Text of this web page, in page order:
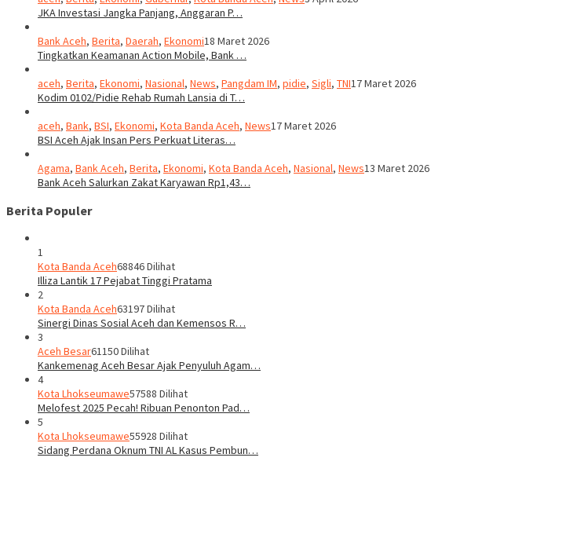
JKA Investasi Jangka Panjang, Anggaran P…
Bank Aceh, Berita, Daerah, Ekonomi18 Maret 2026
Tingkatkan Keamanan Action Mobile, Bank …
aceh, Berita, Ekonomi, Nasional, News, Pangdam IM, pidie, Sigli, TNI17 Maret 2026
Kodim 0102/Pidie Rehab Rumah Lansia di T…
aceh, Bank, BSI, Ekonomi, Kota Banda Aceh, News17 Maret 2026
BSI Aceh Ajak Insan Pers Perkuat Literas…
Agama, Bank Aceh, Berita, Ekonomi, Kota Banda Aceh, Nasional, News13 Maret 2026
Bank Aceh Salurkan Zakat Karyawan Rp1,43…
Berita Populer
1
Kota Banda Aceh68846 Dilihat
Illiza Lantik 17 Pejabat Tinggi Pratama
2
Kota Banda Aceh63197 Dilihat
Sinergi Dinas Sosial Aceh dan Kemensos R…
3
Aceh Besar61150 Dilihat
Kankemenag Aceh Besar Ajak Penyuluh Agam…
4
Kota Lhokseumawe57588 Dilihat
Melofest 2025 Pecah! Ribuan Penonton Pad…
5
Kota Lhokseumawe55928 Dilihat
Sidang Perdana Oknum TNI AL Kasus Pembun…